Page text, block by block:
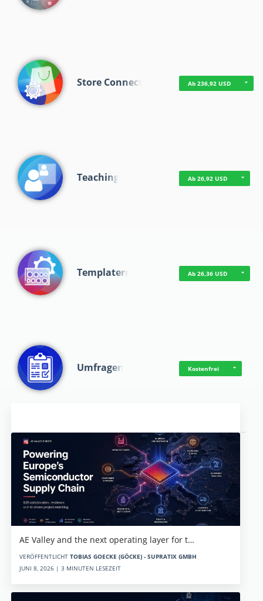
Store Connect Ab 236,92 USD
Teaching Ab 26,92 USD
Templaterr Ab 26,36 USD
Umfragen Kostenfrei
AE Valley and the next operating layer for t…
VERÖFFENTLICHT TOBIAS GOECKE (GÖCKE) - SUPRATIX GMBH
JUNI 8, 2026 | 3 MINUTEN LESEZEIT